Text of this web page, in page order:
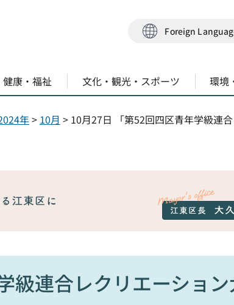
Foreign
健康・福祉 文化・観光・スポーツ 環境
年> 10月 > 10月27日 「第52回四区青年学級連
級連合レクリエーショ